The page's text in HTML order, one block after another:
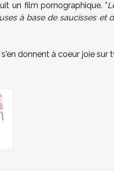
un film pornographique. "
à base de saucisses et
donnent à coeur joie sur